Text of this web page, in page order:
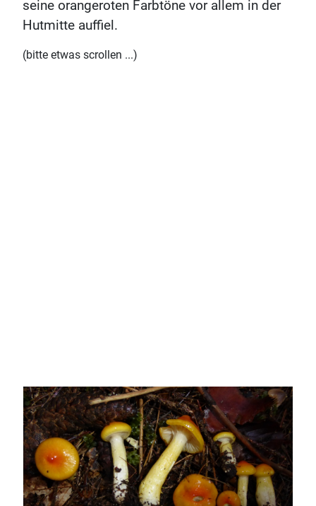
seine orangeroten Farbtöne vor allem in der
Hutmitte auffiel.
(bitte etwas scrollen ...)